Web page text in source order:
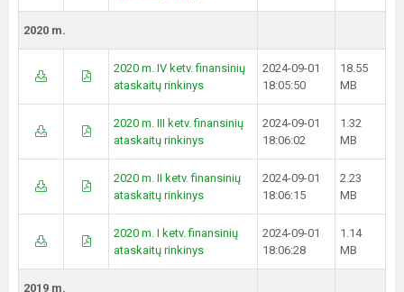
2020 m.
2020 m. IV ketv. finansinių
ataskaitų rinkinys
2024-09-01
18:05:50
18.55
MB
2020 m. III ketv. finansinių
ataskaitų rinkinys
2024-09-01
18:06:02
1.32
MB
2020 m. II ketv. finansinių
ataskaitų rinkinys
2024-09-01
18:06:15
2.23
MB
2020 m. I ketv. finansinių
ataskaitų rinkinys
2024-09-01
18:06:28
1.14
MB
2019 m.